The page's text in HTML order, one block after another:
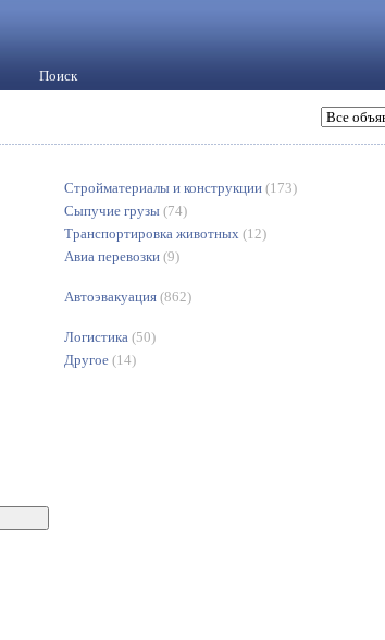
Поиск
Стройматериалы и конструкции (173)
Сыпучие грузы (74)
Транспортировка животных (12)
Авиа перевозки (9)
Автоэвакуация (862)
Логистика (50)
Другое (14)